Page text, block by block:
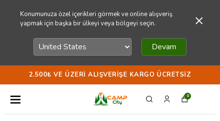
Konumunuza özel içerikleri görmek ve online alışveriş
yapmak için başka bir ülkeyi veya bölgeyi seçin.
Devam
2.500₺ VE ÜZERI ALIŞVERIŞE KARGO ÜCRETSIZ
0